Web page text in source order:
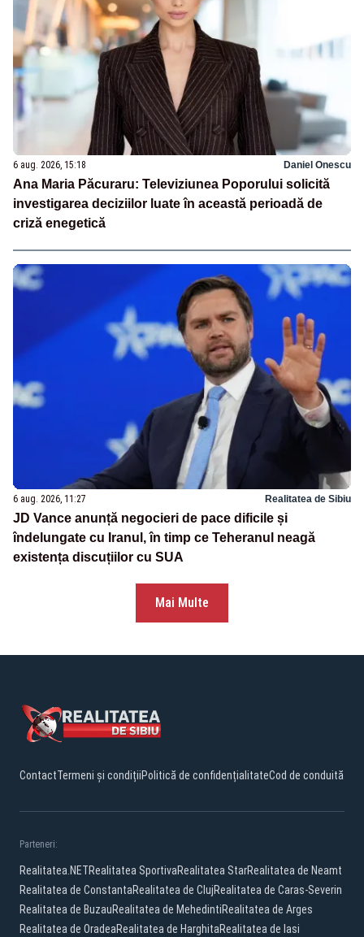
6 aug. 2026, 15:18 Daniel Onescu
Ana Maria Păcuraru: Televiziunea Poporului solicită
investigarea deciziilor luate în această perioadă de
criză enegetică
6 aug. 2026, 11:27 Realitatea de Sibiu
JD Vance anunță negocieri de pace dificile și
îndelungate cu Iranul, în timp ce Teheranul neagă
existența discuțiilor cu SUA
Mai Multe
ContactTermeni și condițiiPolitică de confidențialitateCod de conduită
Parteneri:
Realitatea.NETRealitatea SportivaRealitatea StarRealitatea de Neamt
Realitatea de ConstantaRealitatea de ClujRealitatea de Caras-Severin
Realitatea de BuzauRealitatea de MehedintiRealitatea de Arges
Realitatea de OradeaRealitatea de HarghitaRealitatea de Iasi